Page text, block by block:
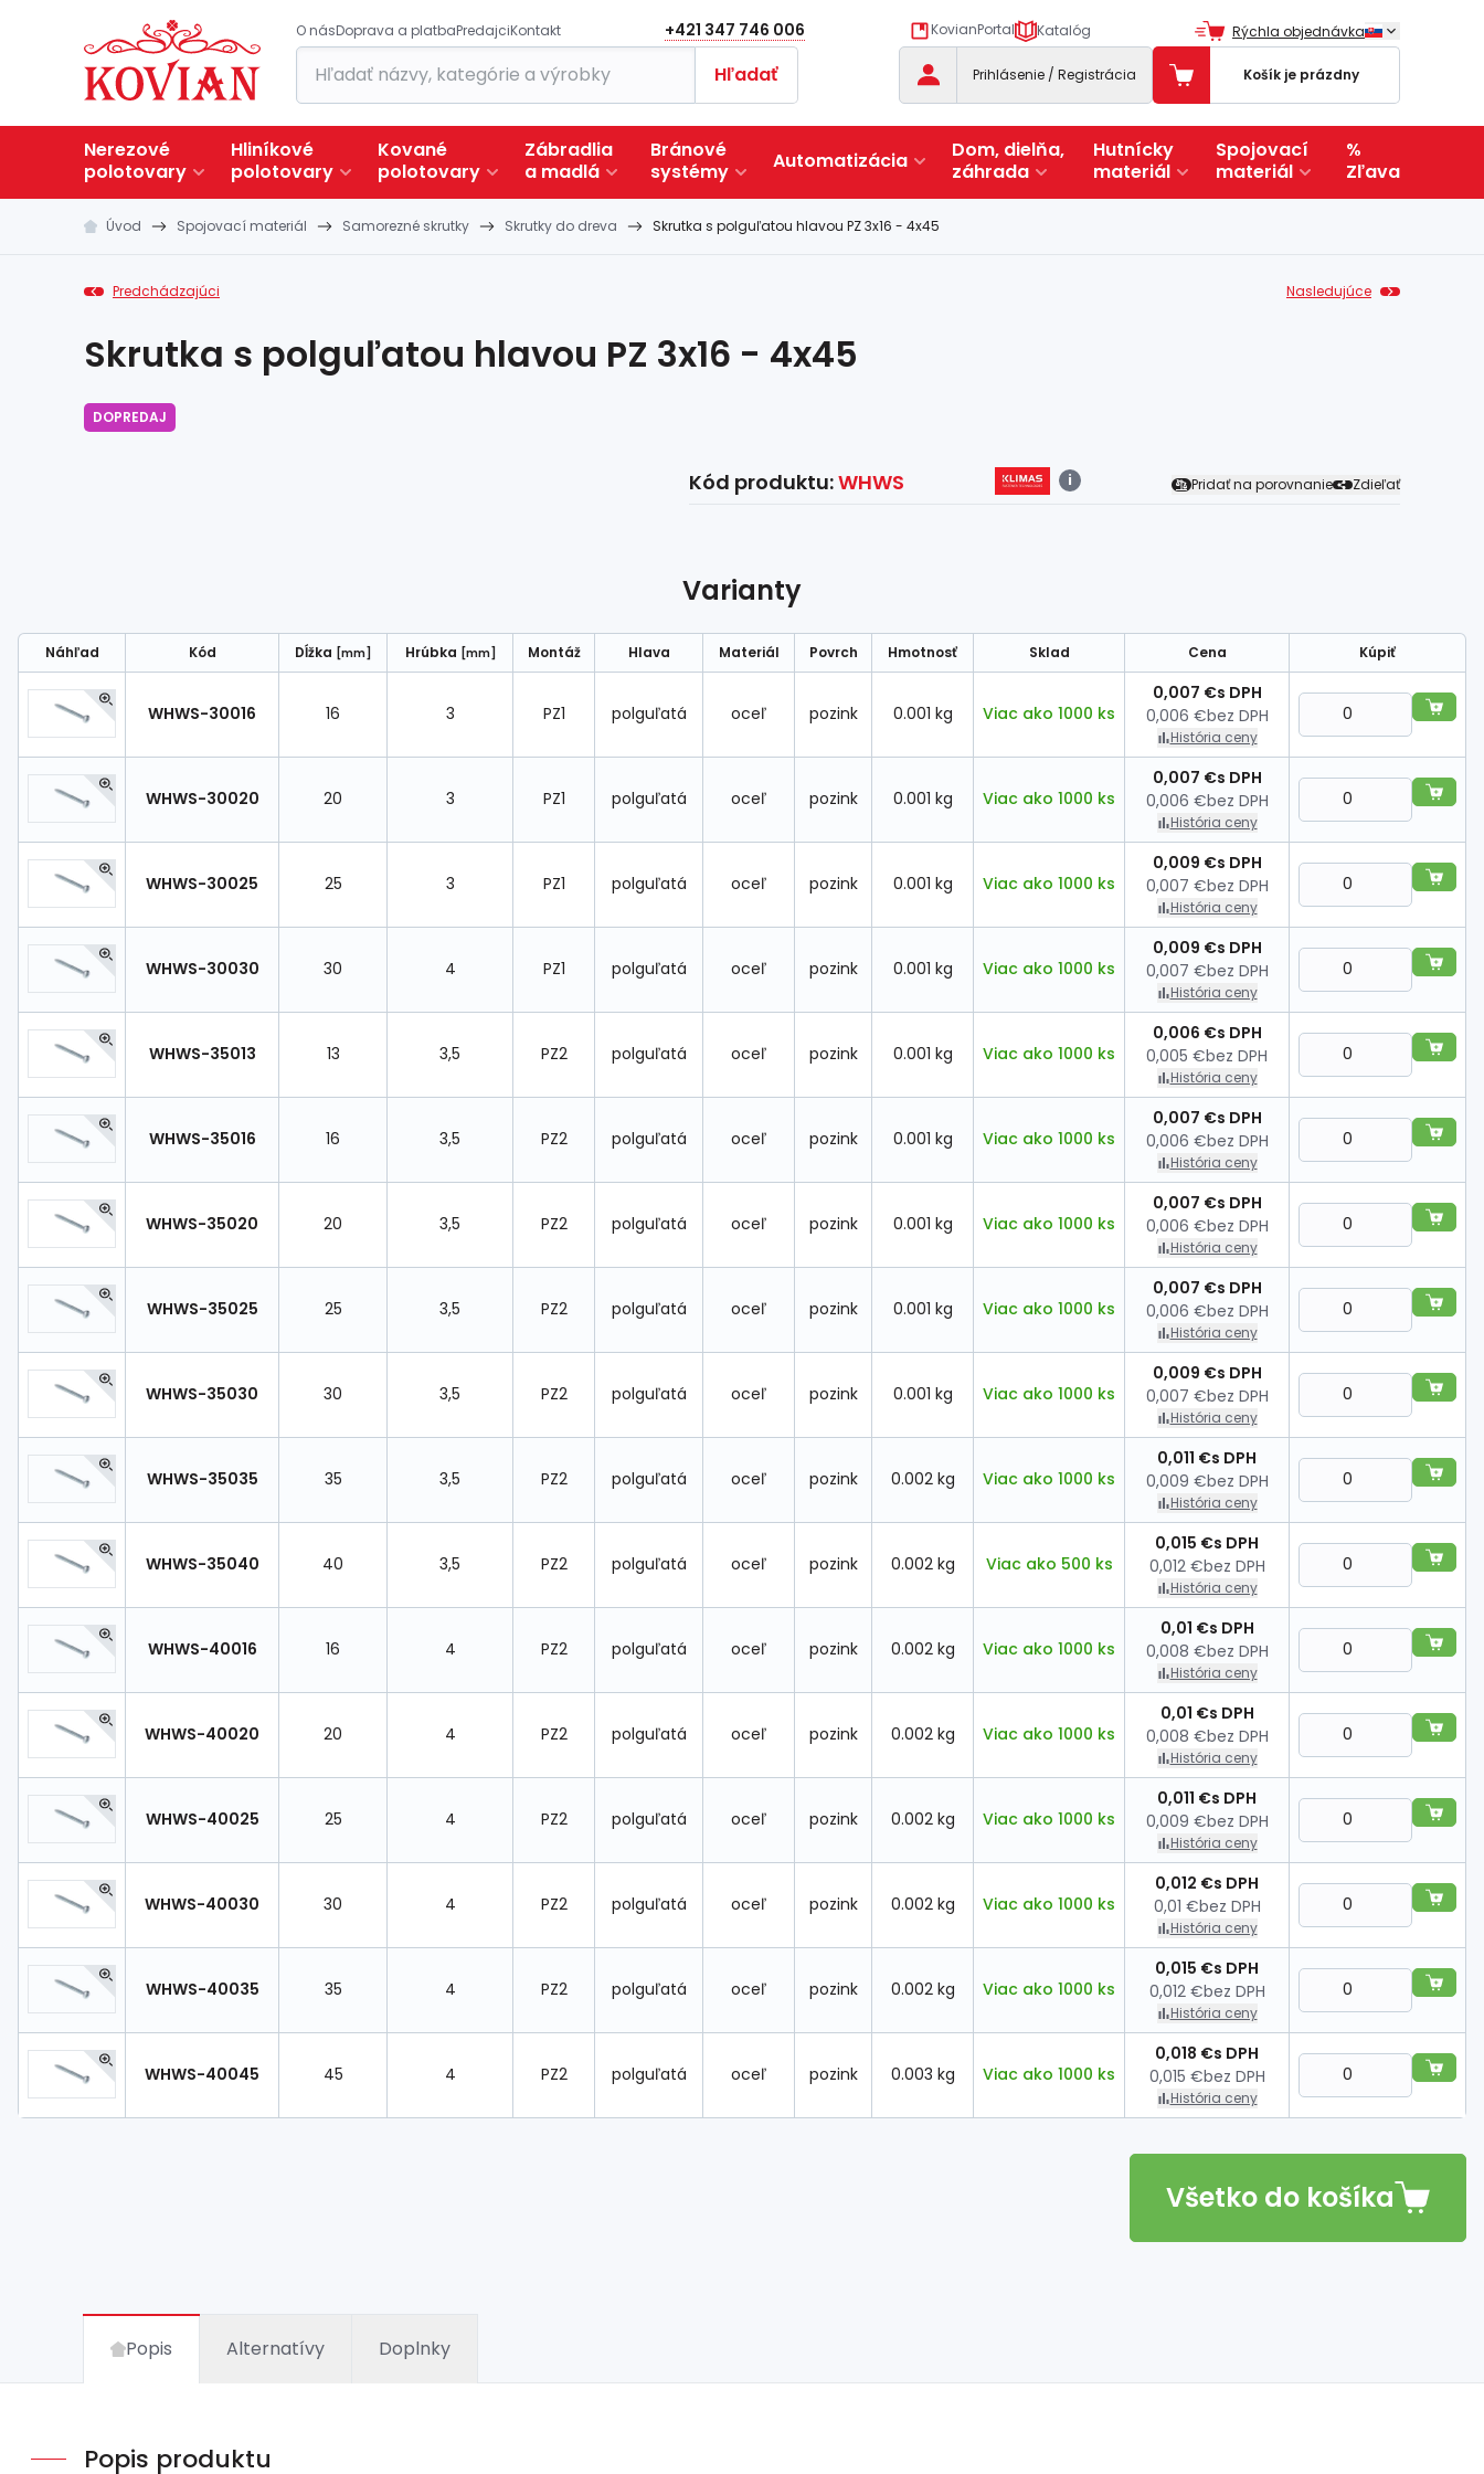
O násDoprava a platbaPredajciKontakt +421 347 746 006 KovianPortal Katalóg Rýchla objednávka
Hľadať Prihlásenie / Registrácia Košík je prázdny
Nerezové
polotovary
Hliníkové
polotovary
Kované
polotovary
Zábradlia
a madlá
Bránové
systémy
Automatizácia
Dom, dielňa,
záhrada
Hutnícky
materiál
Spojovací
materiál
%
Zľava
Úvod Spojovací materiál Samorezné skrutky Skrutky do dreva Skrutka s polguľatou hlavou PZ 3x16 - 4x45
Predchádzajúci Nasledujúce
Skrutka s polguľatou hlavou PZ 3x16 - 4x45
DOPREDAJ
Kód produktu:WHWS i Pridať na porovnanie Zdieľať
Varianty
Náhľad Kód Dĺžka [mm] Hrúbka [mm] Montáž Hlava Materiál Povrch Hmotnosť Sklad Cena Kúpiť
WHWS-30016 16 3 PZ1 polguľatá oceľ pozink 0.001 kg Viac ako 1000 ks 0,006 €bez DPH
0,007 €s DPH
História ceny
WHWS-30020 20 3 PZ1 polguľatá oceľ pozink 0.001 kg Viac ako 1000 ks 0,006 €bez DPH
0,007 €s DPH
História ceny
WHWS-30025 25 3 PZ1 polguľatá oceľ pozink 0.001 kg Viac ako 1000 ks 0,007 €bez DPH
0,009 €s DPH
História ceny
WHWS-30030 30 4 PZ1 polguľatá oceľ pozink 0.001 kg Viac ako 1000 ks 0,007 €bez DPH
0,009 €s DPH
História ceny
WHWS-35013 13 3,5 PZ2 polguľatá oceľ pozink 0.001 kg Viac ako 1000 ks 0,005 €bez DPH
0,006 €s DPH
História ceny
WHWS-35016 16 3,5 PZ2 polguľatá oceľ pozink 0.001 kg Viac ako 1000 ks 0,006 €bez DPH
0,007 €s DPH
História ceny
WHWS-35020 20 3,5 PZ2 polguľatá oceľ pozink 0.001 kg Viac ako 1000 ks 0,006 €bez DPH
0,007 €s DPH
História ceny
WHWS-35025 25 3,5 PZ2 polguľatá oceľ pozink 0.001 kg Viac ako 1000 ks 0,006 €bez DPH
0,007 €s DPH
História ceny
WHWS-35030 30 3,5 PZ2 polguľatá oceľ pozink 0.001 kg Viac ako 1000 ks 0,007 €bez DPH
0,009 €s DPH
História ceny
WHWS-35035 35 3,5 PZ2 polguľatá oceľ pozink 0.002 kg Viac ako 1000 ks 0,009 €bez DPH
0,011 €s DPH
História ceny
WHWS-35040 40 3,5 PZ2 polguľatá oceľ pozink 0.002 kg Viac ako 500 ks 0,012 €bez DPH
0,015 €s DPH
História ceny
WHWS-40016 16 4 PZ2 polguľatá oceľ pozink 0.002 kg Viac ako 1000 ks 0,008 €bez DPH
0,01 €s DPH
História ceny
WHWS-40020 20 4 PZ2 polguľatá oceľ pozink 0.002 kg Viac ako 1000 ks 0,008 €bez DPH
0,01 €s DPH
História ceny
WHWS-40025 25 4 PZ2 polguľatá oceľ pozink 0.002 kg Viac ako 1000 ks 0,009 €bez DPH
0,011 €s DPH
História ceny
WHWS-40030 30 4 PZ2 polguľatá oceľ pozink 0.002 kg Viac ako 1000 ks 0,01 €bez DPH
0,012 €s DPH
História ceny
WHWS-40035 35 4 PZ2 polguľatá oceľ pozink 0.002 kg Viac ako 1000 ks 0,012 €bez DPH
0,015 €s DPH
História ceny
WHWS-40045 45 4 PZ2 polguľatá oceľ pozink 0.003 kg Viac ako 1000 ks 0,015 €bez DPH
0,018 €s DPH
História ceny
Všetko do košíka
Popis Alternatívy Doplnky
Popis produktu